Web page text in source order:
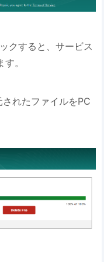
クすると、サービス
。
れたファイルをPC